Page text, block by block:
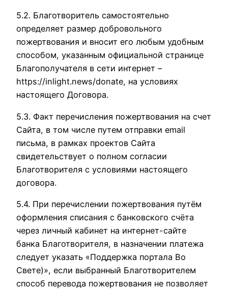
5.2. Благотворитель самостоятельно
определяет размер добровольного
пожертвования и вносит его любым удобным
способом, указанным официальной странице
Благополучателя в сети интернет –
https://inlight.news/donate, на условиях
настоящего Договора.
5.3. Факт перечисления пожертвования на счет
Сайта, в том числе путем отправки email
письма, в рамках проектов Сайта
свидетельствует о полном согласии
Благотворителя с условиями настоящего
договора.
5.4. При перечислении пожертвования путём
оформления списания с банковского счёта
через личный кабинет на интернет-сайте
банка Благотворителя, в назначении платежа
следует указать «Поддержка портала Во
Свете)», если выбранный Благотворителем
способ перевода пожертвования не позволяет